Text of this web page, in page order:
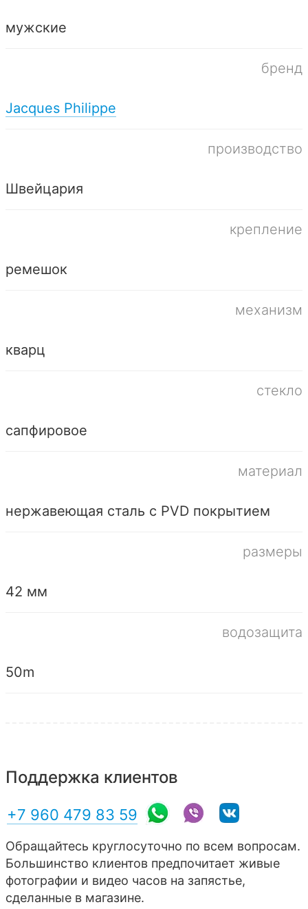
мужские
бренд
Jacques Philippe
производство
Швейцария
крепление
ремешок
механизм
кварц
стекло
сапфировое
материал
нержавеющая сталь с PVD покрытием
размеры
42 мм
водозащита
50m
Поддержка клиентов
+7 960 479 83 59
Обращайтесь круглосуточно по всем вопросам.
Большинство клиентов предпочитает живые
фотографии и видео часов на запястье,
сделанные в магазине.